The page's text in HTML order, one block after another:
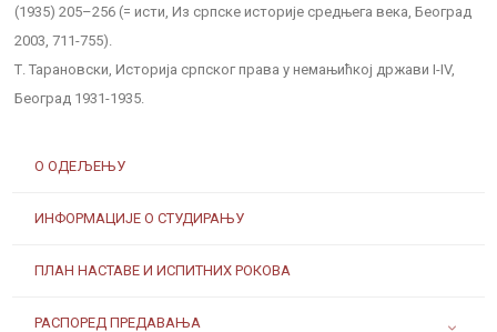
О ОДЕЉЕЊУ
ИНФОРМАЦИЈЕ О СТУДИРАЊУ
ПЛАН НАСТАВЕ И ИСПИТНИХ РОКОВА
РАСПОРЕД ПРЕДАВАЊА
(1935) 205–256 (= исти, Из српске историје средњега века, Београд
2003, 711-755).
Т. Тарановски, Историја српског права у немањићкој држави I-IV,
Београд 1931-1935.